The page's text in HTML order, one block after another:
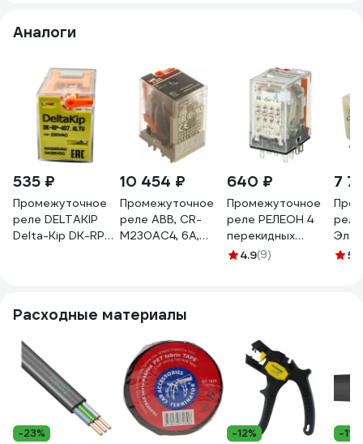
Аналоги
535 ₽
Промежуточное
реле DELTAKIP
Delta-Kip DK-RP
10 454 ₽
Промежуточное
реле ABB, CR-
M230AC4, 6А,
640 ₽
Промежуточное
реле РЕЛЕОН 4
перекидных
контакта 6А 230В
4.9(9)
7
5
Расходные материалы
-23% -12% -11%